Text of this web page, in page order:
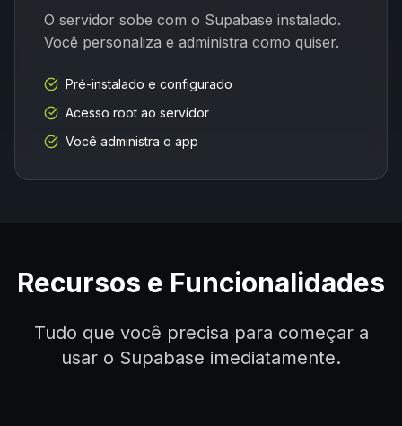
O servidor sobe com o Supabase instalado.
Você personaliza e administra como quiser.
Pré-instalado e configurado
Acesso root ao servidor
Você administra o app
Recursos e Funcionalidades
Tudo que você precisa para começar a
usar o Supabase imediatamente.